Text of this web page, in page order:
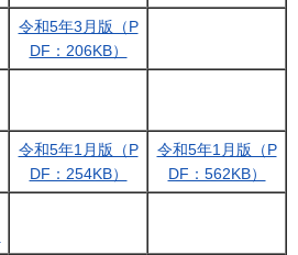
令和5年3月版（P
DF：206KB）
令和5年1月版（P
DF：254KB）
令和5年1月版（P
DF：562KB）